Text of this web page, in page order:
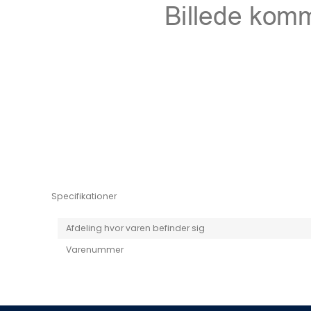
Niro EV
Specifikationer
Afdeling hvor varen befinder sig
Varenummer